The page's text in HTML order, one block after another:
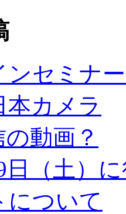
ンセミナ
本カメラ
動画？
日（土）
について